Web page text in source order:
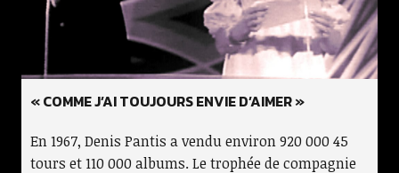
« COMME J’AI TOUJOURS ENVIE D’AIMER »
En 1967, Denis Pantis a vendu environ 920 000 45
tours et 110 000 albums. Le trophée de compagnie